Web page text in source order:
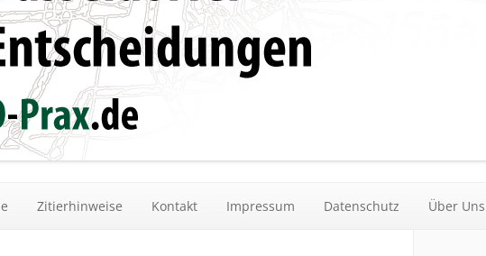
Zitierhinweise Kontakt Impressum Datenschutz Über Uns